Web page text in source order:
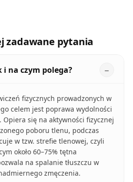
zadawane pytania
i na czym polega?
fizycznych prowadzonych w
celem jest poprawa wydolności
się na aktywności fizycznej
poboru tlenu, podczas
w tzw. strefie tlenowej, czyli
około 60–75% tętna
na spalanie tłuszczu w
zmęczenia.